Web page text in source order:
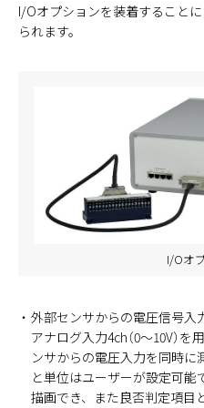
I/Oオプションを装着すること
られます。
I/Oオ
外部センサからの電圧信号入
アナログ入力4ch（0～10V）
ンサからの電圧入力を同時に
と単位はユーザーが設定可
描画でき、また良否判定項目